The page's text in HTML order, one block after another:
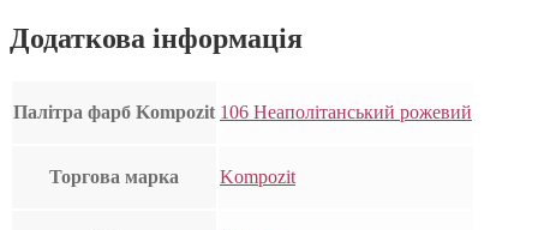
Додаткова інформація
Палітра фарб Kompozit 106 Неаполітанський рожевий
Торгова марка Kompozit